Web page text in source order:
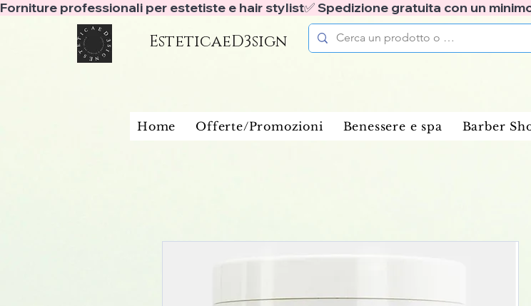
Forniture professionali per estetiste e hair stylist✅ Spedizione gratuita con un
EsteticaeD3sign
Home Offerte/Promozioni Benessere e spa Barber